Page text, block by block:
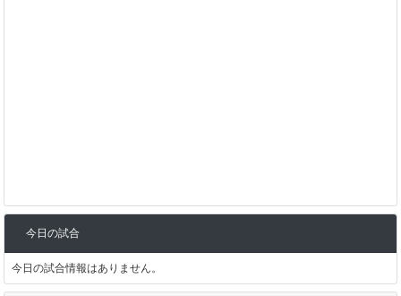
今日の試合
今日の試合情報はありません。